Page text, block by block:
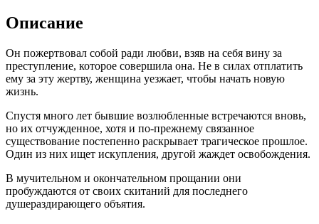
Описание
Он пожертвовал собой ради любви, взяв на себя вину за
преступление, которое совершила она. Не в силах отплатить
ему за эту жертву, женщина уезжает, чтобы начать новую
жизнь.
Спустя много лет бывшие возлюбленные встречаются вновь,
но их отчужденное, хотя и по-прежнему связанное
существование постепенно раскрывает трагическое прошлое.
Один из них ищет искупления, другой жаждет освобождения.
В мучительном и окончательном прощании они
пробуждаются от своих скитаний для последнего
душераздирающего объятия.